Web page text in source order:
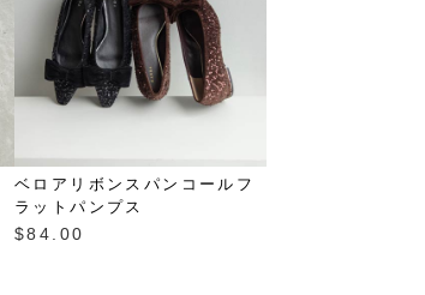
ベロアリボンスパンコールフ
ラットパンプス
$‌84.00